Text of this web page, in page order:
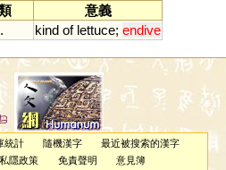
意義
kind of lettuce; endive
統計 隨機漢字
最近被搜索的漢字
私隱政策 免責聲明 意見簿